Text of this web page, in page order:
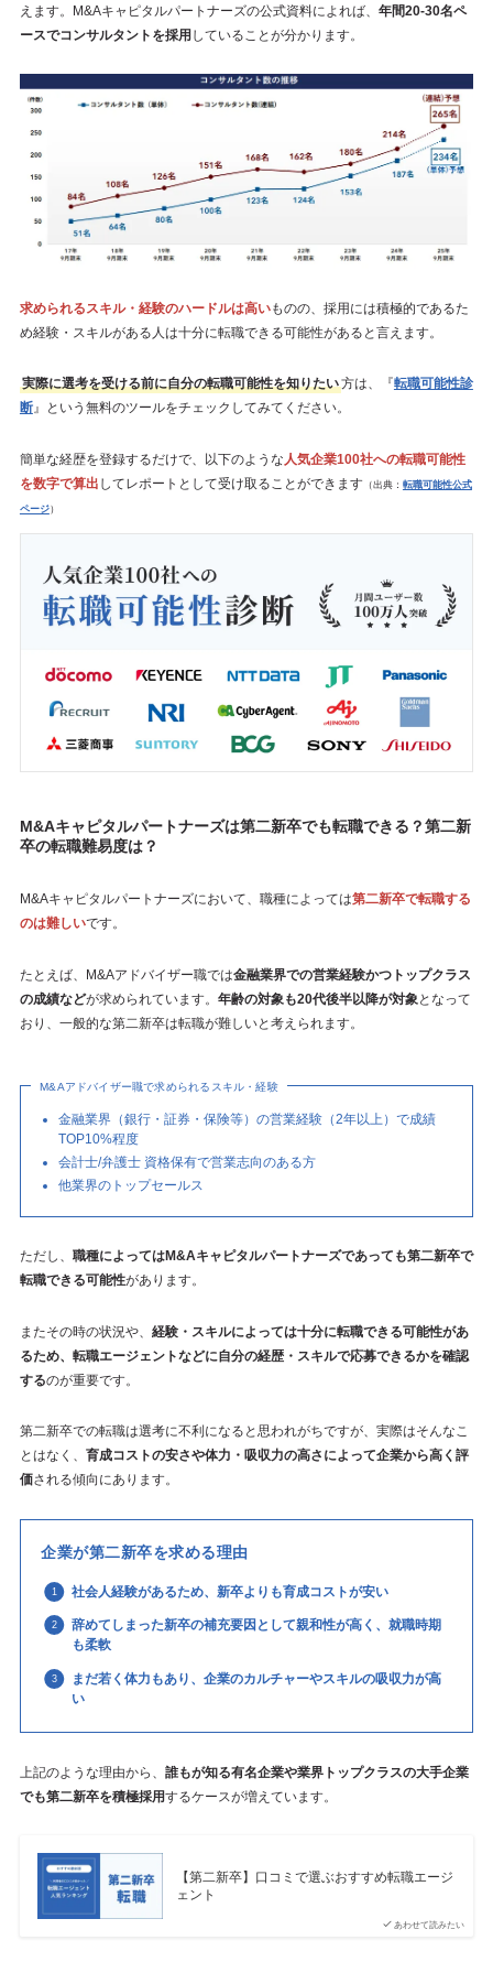
えます。M&Aキャピタルパートナーズの公式資料によれば、 年間20-30名ペ
ースでコンサルタントを採用 していることが分かります。
求められるスキル・経験のハードルは高いものの、採用には積極的であるた
め経験・スキルがある人は十分に転職できる可能性があると言えます。
実際に選考を受ける前に自分の転職可能性を知りたい方は、『転職可能性診
断』という無料のツールをチェックしてみてください。
簡単な経歴を登録するだけで、以下のような人気企業100社への転職可能性
を数字で算出 してレポートとして受け取ることができます（出典： 転職可能性公式
ページ）
M&Aキャピタルパートナーズは第二新卒でも転職できる？第二新
卒の転職難易度は？
M&Aキャピタルパートナーズにおいて、職種によっては第二新卒で転職する
のは難しいです。
たとえば、M&Aアドバイザー職では金融業界での営業経験かつトップクラス
の成績などが求められています。 年齢の対象も20代後半以降が対象 となって
おり、一般的な第二新卒は転職が難しいと考えられます。
M&Aアドバイザー職で求められるスキル・経験
金融業界（銀行・証券・保険等）の営業経験（2年以上）で成績
TOP10%程度
会計士/弁護士 資格保有で営業志向のある方
他業界のトップセールス
ただし、 職種によってはM&Aキャピタルパートナーズであっても第二新卒で
転職できる可能性があります。
またその時の状況や、 経験・スキルによっては十分に転職できる可能性があ
るため、転職エージェントなどに自分の経歴・スキルで応募できるかを確認
するのが重要です。
第二新卒での転職は選考に不利になると思われがちですが、実際はそんなこ
とはなく、 育成コストの安さや体力・吸収力の高さによって企業から高く評
価される傾向にあります。
企業が第二新卒を求める理由
社会人経験があるため、新卒よりも育成コストが安い
辞めてしまった新卒の補充要因として親和性が高く、就職時期
も柔軟
まだ若く体力もあり、企業のカルチャーやスキルの吸収力が高
い
上記のような理由から、 誰もが知る有名企業や業界トップクラスの大手企業
でも第二新卒を積極採用するケースが増えています。
あわせて読みたい
【第二新卒】口コミで選ぶおすすめ転職エージ
ェント